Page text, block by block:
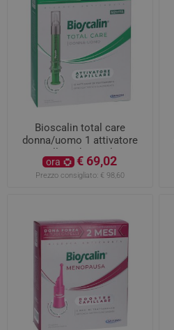
Bioscalin total care
donna/uomo 1 attivatore
settimane di trattamento
ora € 69,02
Prezzo consigliato: € 98,60